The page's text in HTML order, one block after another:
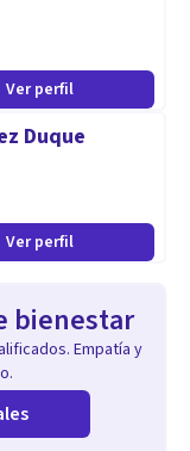
Ver perfil
Duque
Ver perfil
bienestar
Empatía y